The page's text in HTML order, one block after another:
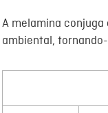
A melamina conjuga
ambiental,